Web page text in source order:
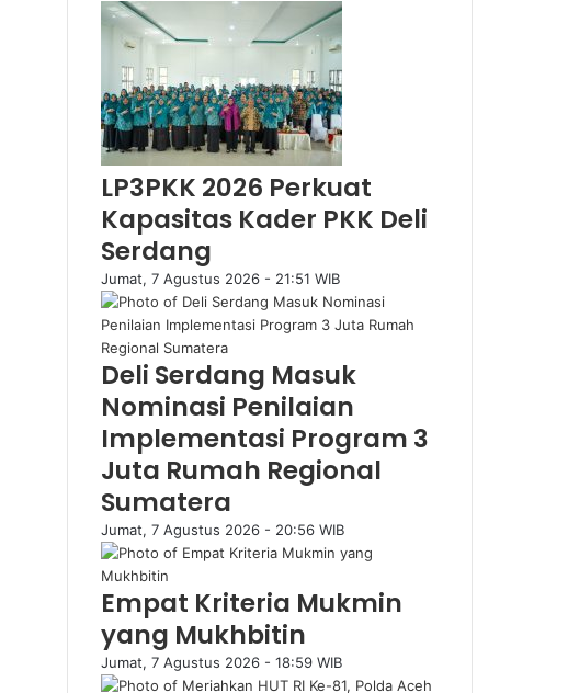
LP3PKK 2026 Perkuat
Kapasitas Kader PKK Deli
Serdang
Jumat, 7 Agustus 2026 - 21:51 WIB
Deli Serdang Masuk
Nominasi Penilaian
Implementasi Program 3
Juta Rumah Regional
Sumatera
Jumat, 7 Agustus 2026 - 20:56 WIB
Empat Kriteria Mukmin
yang Mukhbitin
Jumat, 7 Agustus 2026 - 18:59 WIB